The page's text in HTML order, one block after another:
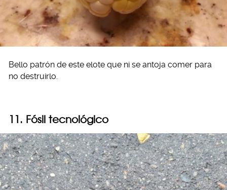
Bello patrón de este elote que ni se antoja comer para
no destruirlo.
11. Fósil tecnológico